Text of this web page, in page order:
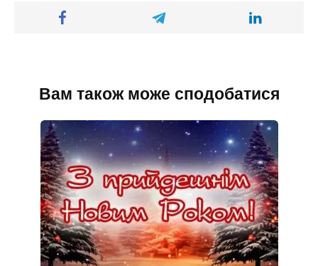
Вам також може сподобатися